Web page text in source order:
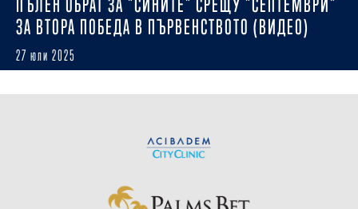
ЗА ВТОРА ПОБЕДА В ПЪРВЕНСТВОТО (ВИДЕО)
27 юли 2025